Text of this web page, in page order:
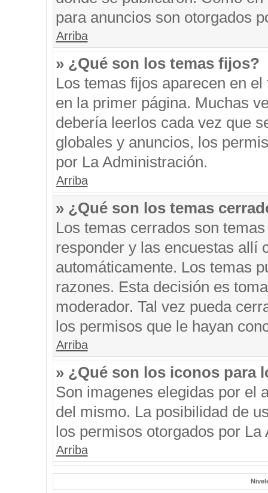
para anuncios son otorgados
Arriba
» ¿Qué son los temas fijos?
Los temas fijos aparecen en
en la primer página. Muchas
debería leerlos cada vez que
globales y anuncios, los
por La Administración.
Arriba
» ¿Qué son los temas
Los temas cerrados son
responder y las encuestas allí
automáticamente. Los temas
razones. Esta decisión es
moderador. Tal vez pueda
los permisos que le hayan
Arriba
» ¿Qué son los iconos para
Son imagenes elegidas por el
del mismo. La posibilidad de
los permisos otorgados por La
Arriba